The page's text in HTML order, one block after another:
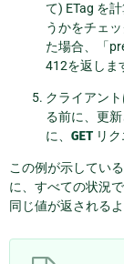
て) ETag を
うかをチェ
た場合、「
412を返しま
クライアン
る前に、更
に、 GET リ
この例が示してい
に、すべての状況
同じ値が返される